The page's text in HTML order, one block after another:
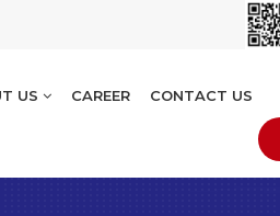
US CAREER CONTACT US